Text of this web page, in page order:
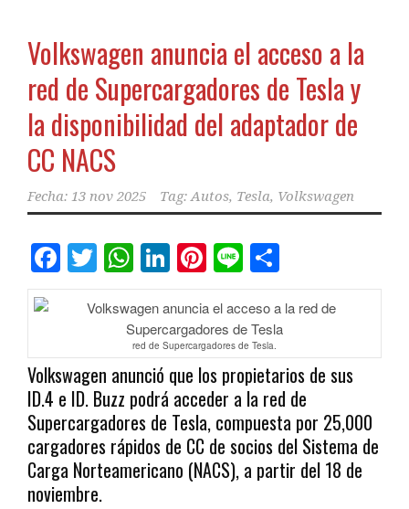
Volkswagen anuncia el acceso a la
red de Supercargadores de Tesla y
la disponibilidad del adaptador de
CC NACS
Fecha: 13 nov 2025 Tag:Autos, Tesla, Volkswagen
Facebook
Twitter
WhatsApp
LinkedIn
Pinterest
Line
red de Supercargadores de Tesla.
Volkswagen anunció que los propietarios de sus
ID.4 e ID. Buzz podrá acceder a la red de
Supercargadores de Tesla, compuesta por 25,000
cargadores rápidos de CC de socios del Sistema de
Carga Norteamericano (NACS), a partir del 18 de
noviembre.